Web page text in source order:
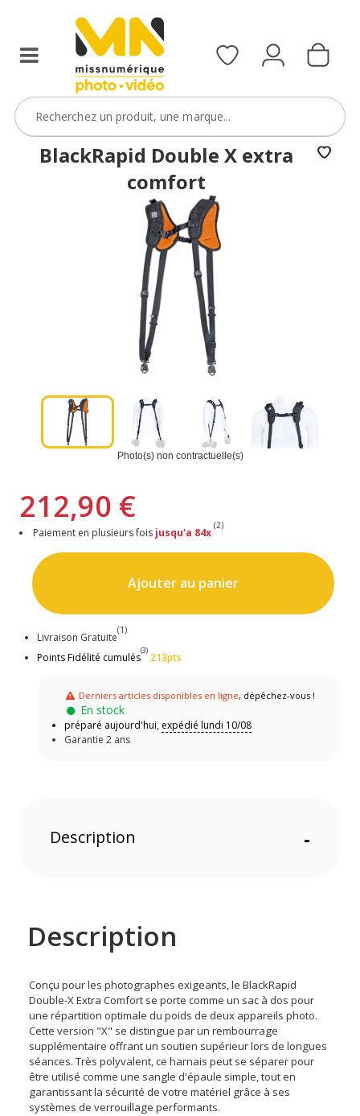
BlackRapid Double X extra
comfort
Photo(s) non contractuelle(s)
212,90 €
Paiement en plusieurs fois jusqu'a 84x
(2)
Ajouter au panier
Livraison Gratuite
(1)
Points Fidélité cumulés
(3)
213pts
Derniers articles disponibles en ligne, dépêchez-vous !
En stock
préparé aujourd'hui, expédié lundi 10/08
Garantie 2 ans
Description -
Description
Conçu pour les photographes exigeants, le BlackRapid
Double-X Extra Comfort se porte comme un sac à dos pour
une répartition optimale du poids de deux appareils photo.
Cette version "X" se distingue par un rembourrage
supplémentaire offrant un soutien supérieur lors de longues
séances. Très polyvalent, ce harnais peut se séparer pour
être utilisé comme une sangle d'épaule simple, tout en
garantissant la sécurité de votre matériel grâce à ses
systèmes de verrouillage performants.